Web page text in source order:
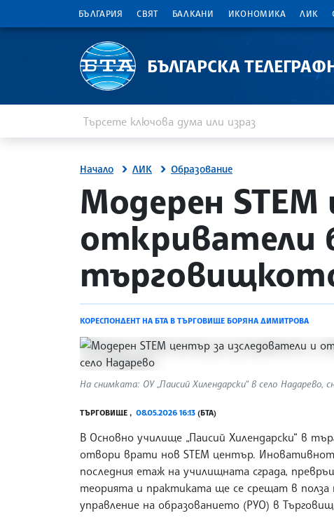
БЪЛГАРИЯ СВЯТ БАЛКАНИ ИКОНОМИКА ЛИК
БЪЛГАРСКА
Начало ЛИК Образование
site.bta
Модерен
откриватели
КОРЕСПОНДЕНТ НА БТА В ТЪРГОВИЩЕ БОРЯНА ДИМИТРОВА
На снимката: ОУ „Паисий Хилендарски“ в село
ТЪРГОВИЩЕ , 08.05.2026 16:13 (БТА)
В Основно училище „Паисий Хилендарски“ в
отвори врати нов STEM център.
последния етаж на училищната сграда,
теорията и практиката ще се срещат в
управление на образованието (РУО) в